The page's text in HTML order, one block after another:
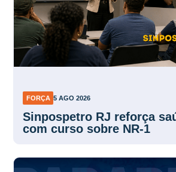
Sinpospetro RJ reforça
com curso sobre NR-1